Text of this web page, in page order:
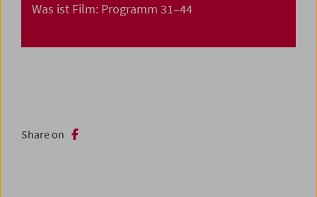
Was ist Film: Programm 31–44
Share on